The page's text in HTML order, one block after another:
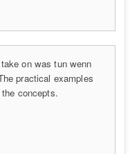
on was tun wenn
practical examples
concepts.